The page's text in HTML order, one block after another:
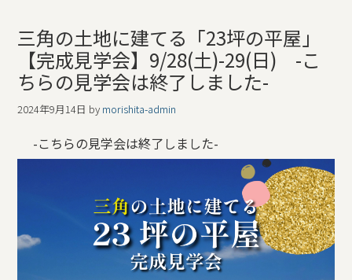
三角の土地に建てる「23坪の平屋」
【完成見学会】9/28(土)-29(日) -こ
ちらの見学会は終了しました-
2024年9月14日 by morishita-admin
-こちらの見学会は終了しました-